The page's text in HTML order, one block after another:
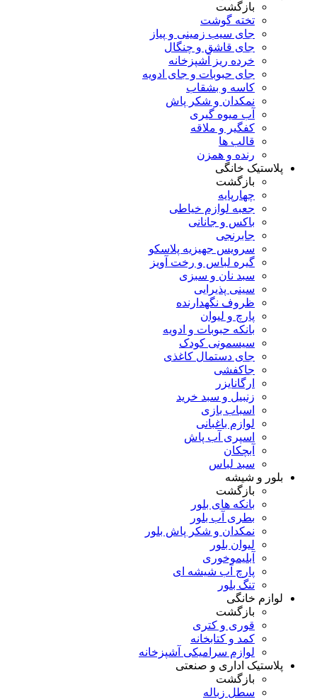
بازگشت
تخته گوشت
جای سیب زمینی و پیاز
جای قاشق و چنگال
خرده ریز آشپزخانه
جای حبوبات و جای ادویه
کاسه و بشقاب
نمکدان و شکر پاش
آب میوه گیری
کفگیر و ملاقه
قالب ها
رنده و همزن
پلاستیک خانگی
بازگشت
چهارپایه
جعبه لوازم خیاطی
باکس و جانانی
جابرنجی
سرویس جهیزیه پلاسکو
گیره لباس و رخت آویز
سبد نان و سبزی
سینی پذیرایی
ظروف نگهدارنده
پارچ و لیوان
بانکه حبوبات و ادویه
سیسمونی کودک
جای دستمال کاغذی
جاکفشی
ارگانایزر
زنبیل و سبد خرید
اسباب بازی
لوازم باغبانی
اسپری آب پاش
آبچکان
سبد لباس
بلور و شیشه
بازگشت
بانکه های بلور
بطری آب بلور
نمکدان و شکر پاش بلور
لیوان بلور
آبلیموخوری
پارچ آب شیشه ای
تنگ بلور
لوازم خانگی
بازگشت
قوری و کتری
کمد و کتابخانه
لوازم سرامیکی آشپزخانه
پلاستیک اداری و صنعتی
بازگشت
سطل زباله